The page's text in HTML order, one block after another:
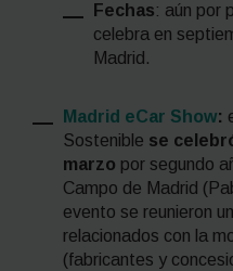
Fechas: aún por
celebra en
Madrid.
Madrid eCar Show:
Sostenible se
marzo por segundo
Campo de Madrid
evento se reunieron
relacionados con la
(fabricantes y